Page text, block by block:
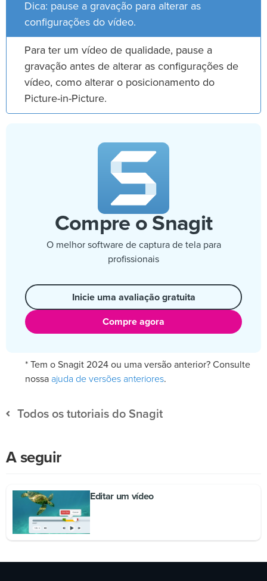
Dica: pause a gravação para alterar as
configurações do vídeo.
Para ter um vídeo de qualidade, pause a
gravação antes de alterar as configurações de
vídeo, como alterar o posicionamento do
Picture-in-Picture.
Compre o Snagit
O melhor software de captura de tela para
profissionais
Inicie uma avaliação gratuita
Compre agora
* Tem o Snagit 2024 ou uma versão anterior? Consulte
nossa ajuda de versões anteriores.
Todos os tutoriais do Snagit
A seguir
Editar um vídeo